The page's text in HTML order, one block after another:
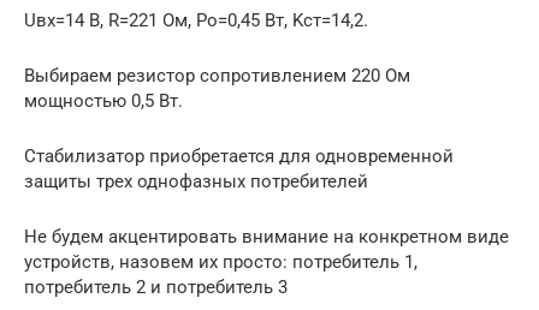
Uвх=14 В, R=221 Ом, Po=0,45 Вт, Kст=14,2.
Выбираем резистор сопротивлением 220 Ом
мощностью 0,5 Вт.
Стабилизатор приобретается для одновременной
защиты трех однофазных потребителей
Не будем акцентировать внимание на конкретном виде
устройств, назовем их просто: потребитель 1,
потребитель 2 и потребитель 3